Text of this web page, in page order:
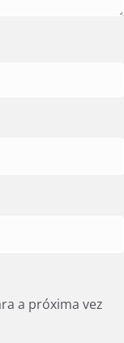
a próxima vez